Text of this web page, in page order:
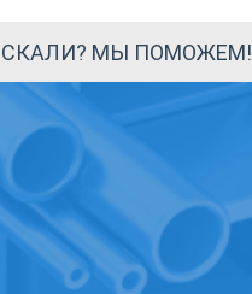
МЫ ПОМОЖЕМ!